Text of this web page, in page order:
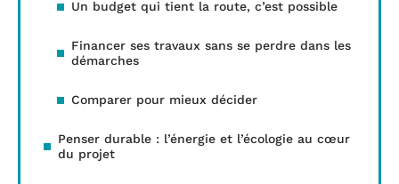
Un budget qui tient la route, c’est possible
Financer ses travaux sans se perdre dans les
démarches
Comparer pour mieux décider
Penser durable : l’énergie et l’écologie au cœur
du projet